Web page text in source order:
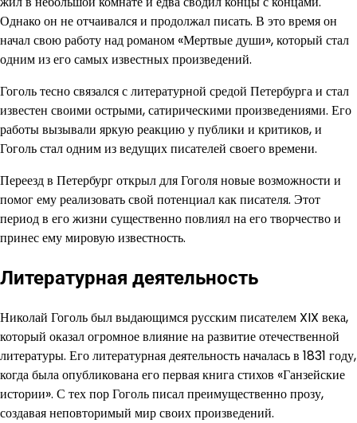
Однако он не отчаивался и продолжал писать. В это время он
начал свою работу над романом «Мертвые души», который стал
одним из его самых известных произведений.
Гоголь тесно связался с литературной средой Петербурга и стал
известен своими острыми, сатирическими произведениями. Его
работы вызывали яркую реакцию у публики и критиков, и
Гоголь стал одним из ведущих писателей своего времени.
Переезд в Петербург открыл для Гоголя новые возможности и
помог ему реализовать свой потенциал как писателя. Этот
период в его жизни существенно повлиял на его творчество и
принес ему мировую известность.
Литературная деятельность
Николай Гоголь был выдающимся русским писателем XIX века,
который оказал огромное влияние на развитие отечественной
литературы. Его литературная деятельность началась в 1831 году,
когда была опубликована его первая книга стихов «Ганзейские
истории». С тех пор Гоголь писал преимущественно прозу,
создавая неповторимый мир своих произведений.